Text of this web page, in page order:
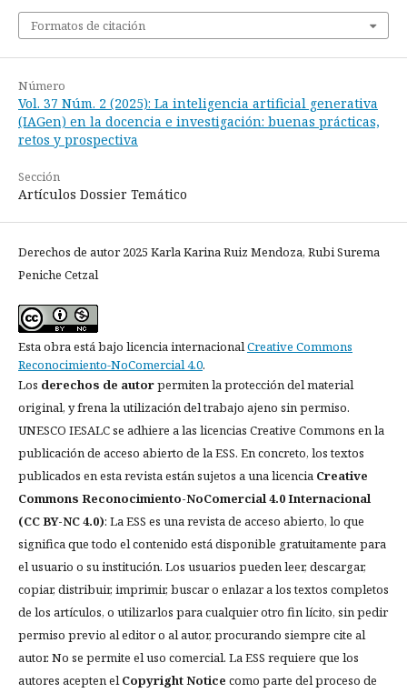
Formatos de citación
Número
Vol. 37 Núm. 2 (2025): La inteligencia artificial generativa
(IAGen) en la docencia e investigación: buenas prácticas,
retos y prospectiva
Sección
Artículos Dossier Temático
Derechos de autor 2025 Karla Karina Ruiz Mendoza, Rubi Surema
Peniche Cetzal
Esta obra está bajo licencia internacionalCreative Commons
Reconocimiento-NoComercial 4.0.
Los derechos de autorpermiten la protección del material
original, y frena la utilización del trabajo ajeno sin permiso.
UNESCO IESALC se adhiere a las licencias Creative Commons en la
publicación de acceso abierto de la ESS. En concreto, los textos
publicados en esta revista están sujetos a una licencia Creative
Commons Reconocimiento-NoComercial 4.0 Internacional
(CC BY-NC 4.0): La ESS es una revista de acceso abierto, lo que
significa que todo el contenido está disponible gratuitamente para
el usuario o su institución. Los usuarios pueden leer, descargar,
copiar, distribuir, imprimir, buscar o enlazar a los textos completos
de los artículos, o utilizarlos para cualquier otro fin lícito, sin pedir
permiso previo al editor o al autor, procurando siempre cite al
autor. No se permite el uso comercial. La ESS requiere que los
autores acepten elCopyright Notice como parte del proceso de